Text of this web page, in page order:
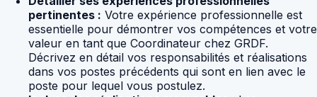
pertinentes : Votre expérience professionnelle est
essentielle pour démontrer vos compétences et votre
valeur en tant que Coordinateur chez GRDF.
Décrivez en détail vos responsabilités et réalisations
dans vos postes précédents qui sont en lien avec le
poste pour lequel vous postulez.